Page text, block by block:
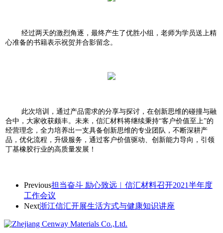
经过两天的激烈角逐，最终产生了优胜小组，老师为学员送上精
心准备的书籍表示祝贺并合影留念。
此次培训，通过产品需求的分享与探讨，在创新思维的碰撞与融
合中，大家收获颇丰。未来，信汇材料将继续秉持“客户价值至上”的
经营理念，全力培养出一支具备创新思维的专业团队，不断深耕产
品，优化流程，升级服务，通过客户价值驱动、创新能力导向，引领
丁基橡胶行业的高质量发展！
Previous担当奋斗 励心致远︱信汇材料召开2021半年度
工作会议
Next浙江信汇开展生活方式与健康知识讲座